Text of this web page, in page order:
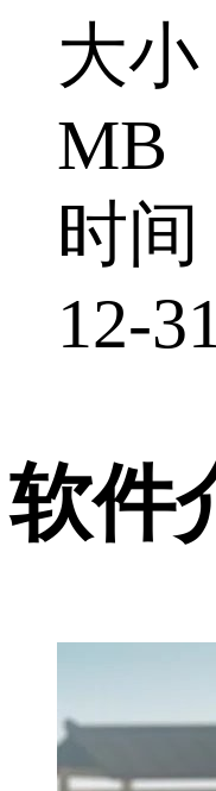
大小
MB
时间
12-
软件